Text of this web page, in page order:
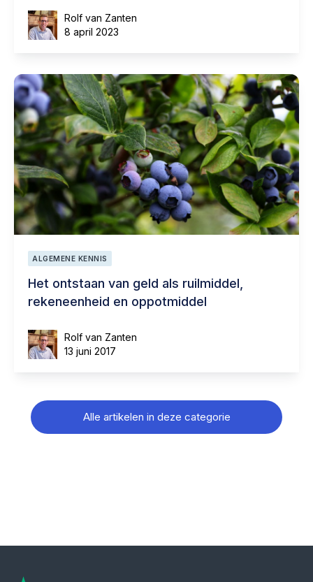
Rolf van Zanten
8 april 2023
ALGEMENE KENNIS
Het ontstaan van geld als ruilmiddel,
rekeneenheid en oppotmiddel
Rolf van Zanten
13 juni 2017
Alle artikelen in deze categorie